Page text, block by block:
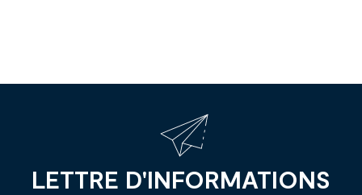
LETTRE D'INFORMATIONS